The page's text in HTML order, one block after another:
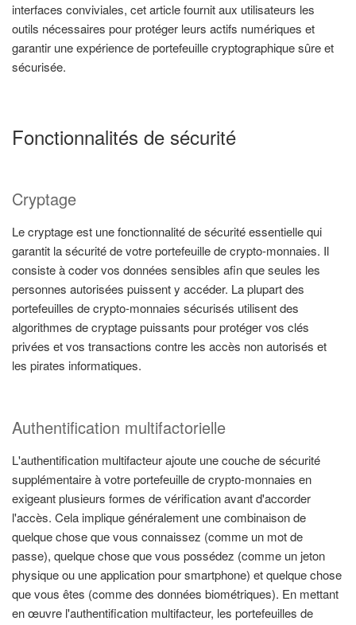
interfaces conviviales, cet article fournit aux utilisateurs les
outils nécessaires pour protéger leurs actifs numériques et
garantir une expérience de portefeuille cryptographique sûre et
sécurisée.
Fonctionnalités de sécurité
Cryptage
Le cryptage est une fonctionnalité de sécurité essentielle qui
garantit la sécurité de votre portefeuille de crypto-monnaies. Il
consiste à coder vos données sensibles afin que seules les
personnes autorisées puissent y accéder. La plupart des
portefeuilles de crypto-monnaies sécurisés utilisent des
algorithmes de cryptage puissants pour protéger vos clés
privées et vos transactions contre les accès non autorisés et
les pirates informatiques.
Authentification multifactorielle
L'authentification multifacteur ajoute une couche de sécurité
supplémentaire à votre portefeuille de crypto-monnaies en
exigeant plusieurs formes de vérification avant d'accorder
l'accès. Cela implique généralement une combinaison de
quelque chose que vous connaissez (comme un mot de
passe), quelque chose que vous possédez (comme un jeton
physique ou une application pour smartphone) et quelque chose
que vous êtes (comme des données biométriques). En mettant
en œuvre l'authentification multifacteur, les portefeuilles de